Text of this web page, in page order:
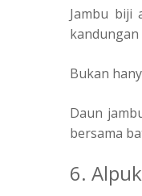
Jambu biji
kandungan
Bukan
Daun
bersama
6.